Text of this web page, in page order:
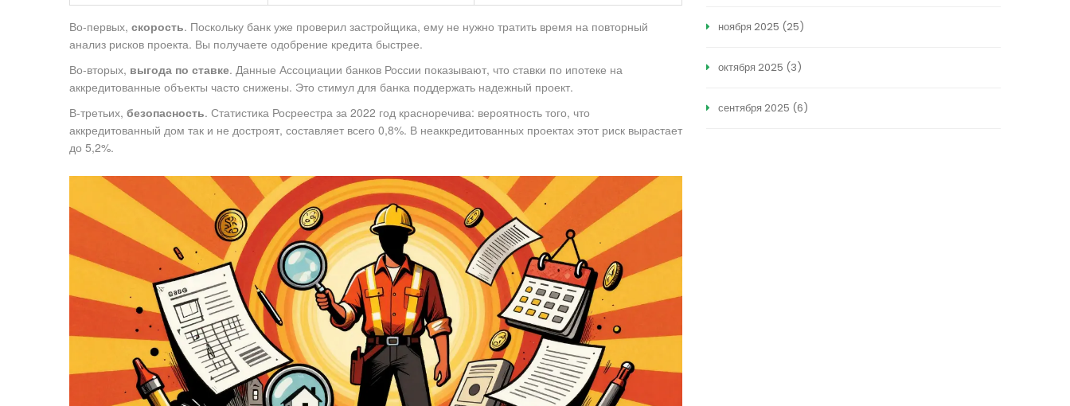
Во-первых, скорость. Поскольку банк уже проверил застройщика, ему не нужно тратить время на повторный
анализ рисков проекта. Вы получаете одобрение кредита быстрее.
Во-вторых, выгода по ставке. Данные Ассоциации банков России показывают, что ставки по ипотеке на
аккредитованные объекты часто снижены. Это стимул для банка поддержать надежный проект.
В-третьих, безопасность. Статистика Росреестра за 2022 год красноречива: вероятность того, что
аккредитованный дом так и не достроят, составляет всего 0,8%. В неаккредитованных проектах этот риск вырастает
до 5,2%.
ноября 2025 (25)
октября 2025 (3)
сентября 2025 (6)